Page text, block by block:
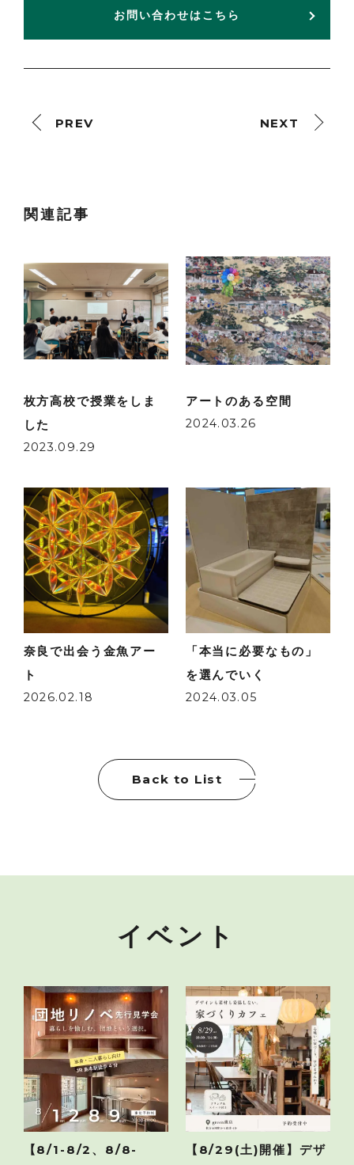
お問い合わせはこちら
PREV NEXT
関連記事
枚方高校で授業をしま
した
2023.09.29
アートのある空間
2024.03.26
奈良で出会う金魚アー
ト
2026.02.18
「本当に必要なもの」
を選んでいく
2024.03.05
Back to List
イベント
【8/1-8/2、8/8-
【8/29(土)開催】デザ